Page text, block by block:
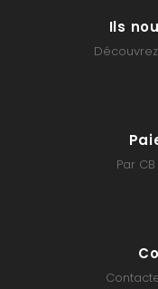
Ils
Par